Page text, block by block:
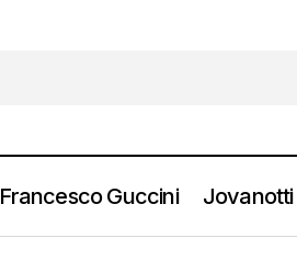
Francesco Guccini Jovanotti